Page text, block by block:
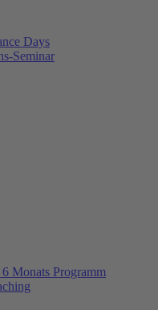
Days
Seminar
Monats Programm